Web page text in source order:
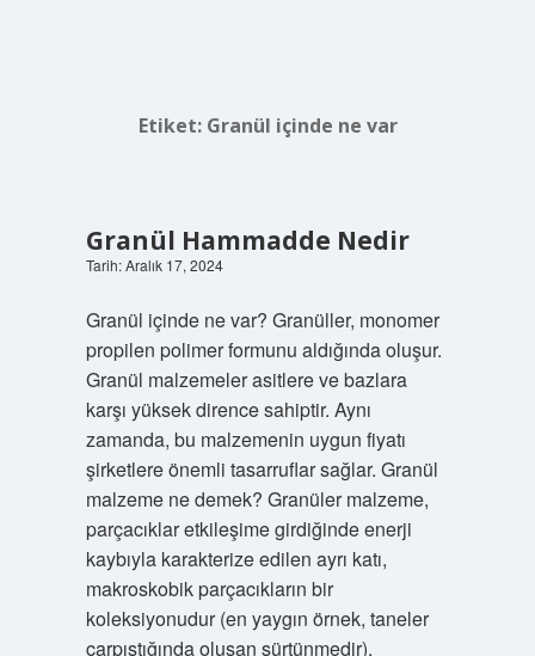
Etiket: Granül içinde ne var
Granül Hammadde Nedir
Tarih: Aralık 17, 2024
Granül içinde ne var? Granüller, monomer
propilen polimer formunu aldığında oluşur.
Granül malzemeler asitlere ve bazlara
karşı yüksek dirence sahiptir. Aynı
zamanda, bu malzemenin uygun fiyatı
şirketlere önemli tasarruflar sağlar. Granül
malzeme ne demek? Granüler malzeme,
parçacıklar etkileşime girdiğinde enerji
kaybıyla karakterize edilen ayrı katı,
makroskobik parçacıkların bir
koleksiyonudur (en yaygın örnek, taneler
çarpıştığında oluşan sürtünmedir).